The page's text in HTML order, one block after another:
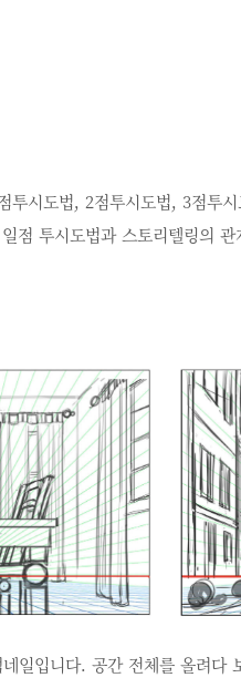
투시도법, 2점투시도법, 3점투
점 투시도법과 스토리텔링의
일입니다. 공간 전체를 올려다